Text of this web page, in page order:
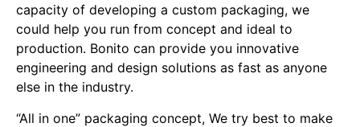
capacity of developing a custom packaging, we
could help you run from concept and ideal to
production. Bonito can provide you innovative
engineering and design solutions as fast as anyone
else in the industry.
“All in one” packaging concept, We try best to make